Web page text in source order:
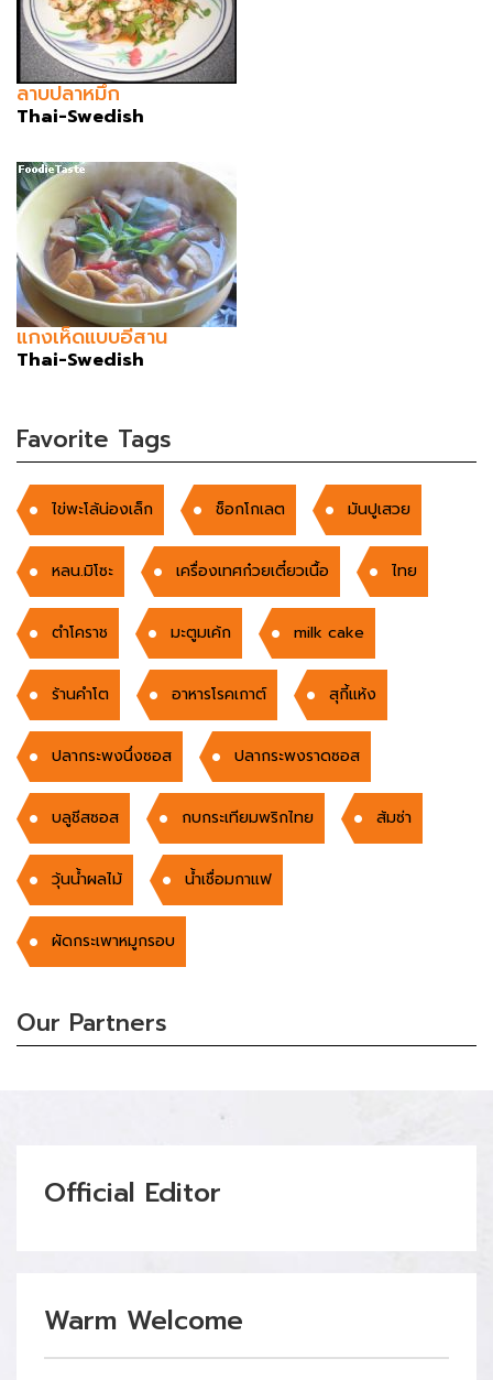
ลาบปลาหมึก
Thai-Swedish
แกงเห็ดแบบอีสาน
Thai-Swedish
Favorite Tags
ไข่พะโล้น่องเล็ก ช็อกโกเลต มันปูเสวย
หลน.มิโซะ เครื่องเทศก๋วยเตี๋ยวเนื้อ ไทย
ตำโคราช มะตูมเค้ก milk cake
ร้านคำโต อาหารโรคเกาต์ สุกี้แห้ง
ปลากระพงนึ่งซอส ปลากระพงราดซอส
บลูชีสซอส กบกระเทียมพริกไทย ส้มซ่า
วุ้นน้ำผลไม้ น้ำเชื่อมกาแฟ
ผัดกระเพาหมูกรอบ
Our Partners
Official Editor
Warm Welcome